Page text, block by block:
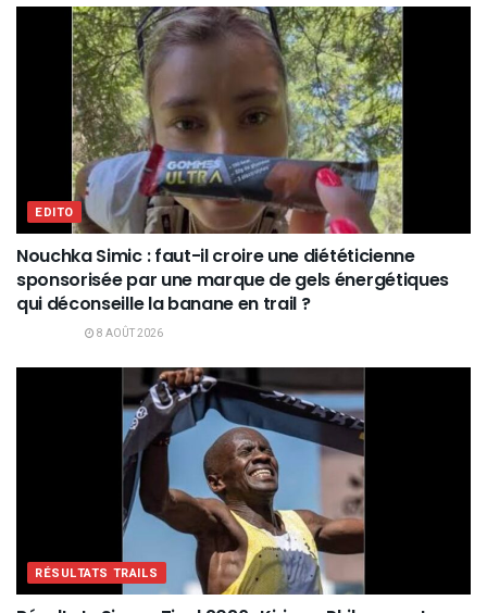
EDITO
Nouchka Simic : faut-il croire une diététicienne
sponsorisée par une marque de gels énergétiques
qui déconseille la banane en trail ?
8 AOÛT 2026
RÉSULTATS TRAILS